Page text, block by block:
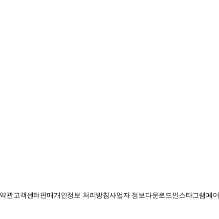
관고객센터판매개인정보 처리방침사업자 정보다운로드인스타그램페